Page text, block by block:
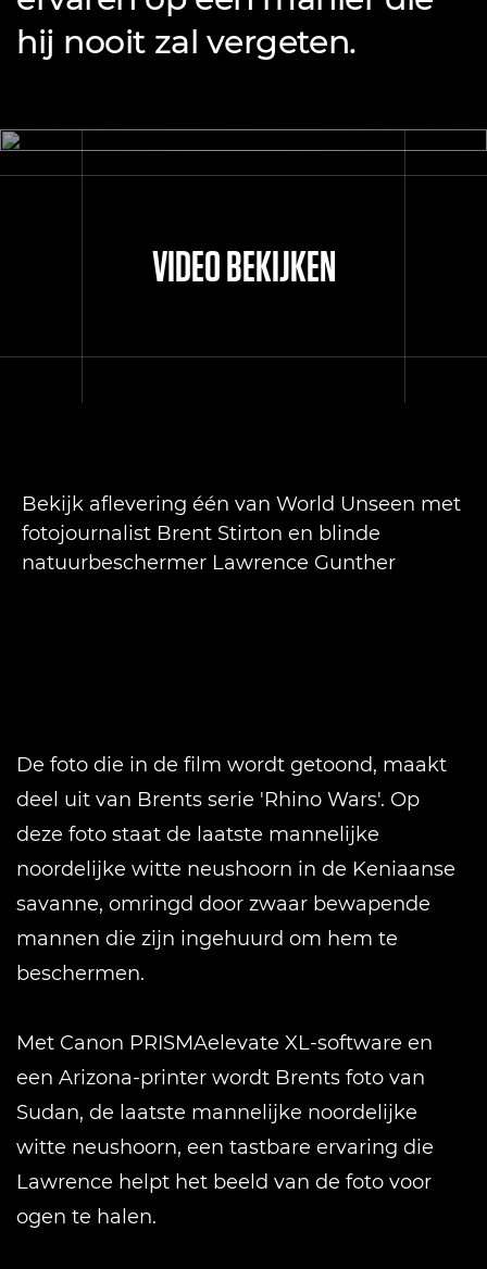
hij nooit zal vergeten.
VIDEO BEKIJKEN
Bekijk aflevering één van World Unseen met
fotojournalist Brent Stirton en blinde
natuurbeschermer Lawrence Gunther
De foto die in de film wordt getoond, maakt
deel uit van Brents serie 'Rhino Wars'. Op
deze foto staat de laatste mannelijke
noordelijke witte neushoorn in de Keniaanse
savanne, omringd door zwaar bewapende
mannen die zijn ingehuurd om hem te
beschermen.
Met Canon PRISMAelevate XL-software en
een Arizona-printer wordt Brents foto van
Sudan, de laatste mannelijke noordelijke
witte neushoorn, een tastbare ervaring die
Lawrence helpt het beeld van de foto voor
ogen te halen.